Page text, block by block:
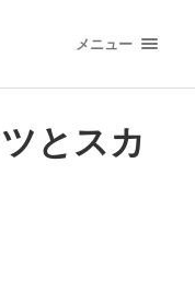
メニュー
とスカ